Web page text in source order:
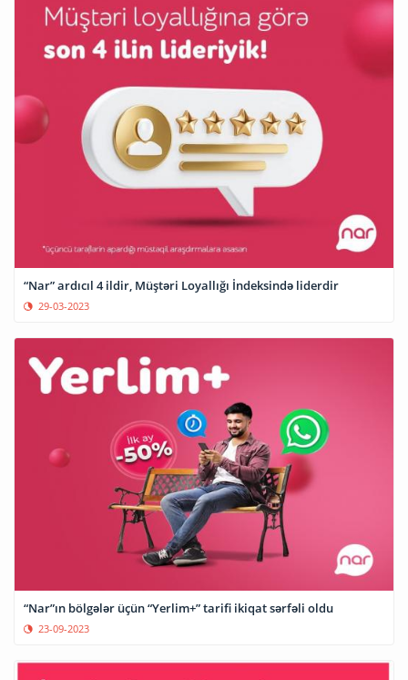
“Nar” ardıcıl 4 ildir, Müştəri Loyallığı İndeksində liderdir
29-03-2023
“Nar”ın bölgələr üçün “Yerlim+” tarifi ikiqat sərfəli oldu
23-09-2023